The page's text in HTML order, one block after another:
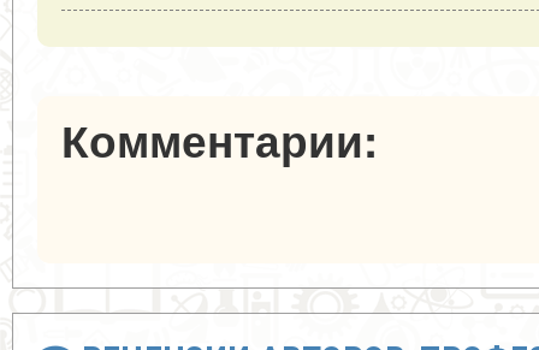
Комментарии: